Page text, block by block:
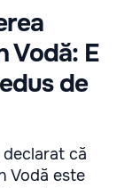
Vodă: E
de
declarat că
Vodă este